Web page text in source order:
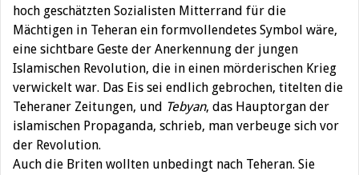
hoch geschätzten Sozialisten Mitterrand für die
Mächtigen in Teheran ein formvollendetes Symbol wäre,
eine sichtbare Geste der Anerkennung der jungen
Islamischen Revolution, die in einen mörderischen Krieg
verwickelt war. Das Eis sei endlich gebrochen, titelten die
Teheraner Zeitungen, und Tebyan, das Hauptorgan der
islamischen Propaganda, schrieb, man verbeuge sich vor
der Revolution.
Auch die Briten wollten unbedingt nach Teheran. Sie